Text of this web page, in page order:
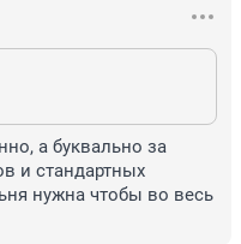
а буквально за
и стандартных
нужна чтобы во весь